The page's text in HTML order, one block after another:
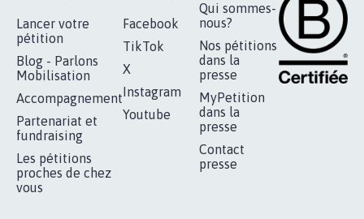
Lancer votre
pétition
Blog - Parlons
Mobilisation
Accompagnement
Partenariat et
fundraising
Les pétitions
proches de chez
vous
Facebook
TikTok
X
Instagram
Youtube
Qui sommes-
nous?
Nos pétitions
dans la
presse
MyPetition
dans la
presse
Contact
presse